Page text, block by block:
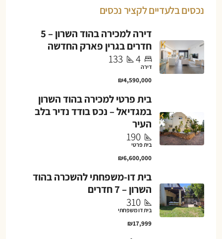
נכסים בלעדיים לקציר נכסים
דירה למכירה בהוד השרון – 5
חדרים בגרין פארק החדשה
4
133
דירה
₪4,590,000
בית פרטי למכירה בהוד השרון
במגדיאל – נכס בודד נדיר בלב
העיר
190
בית פרטי
₪6,600,000
בית דו-משפחתי להשכרה בהוד
השרון – 7 חדרים
310
בית דו משפחתי
₪17,999